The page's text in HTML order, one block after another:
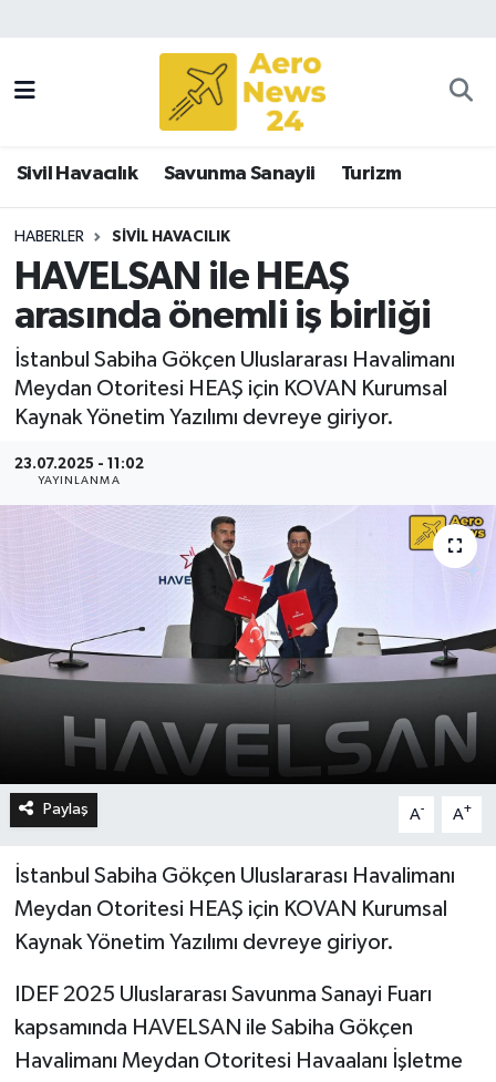
Sivil Havacılık Savunma Sanayii Turizm
HABERLER SIVIL HAVACILIK
HAVELSAN ile HEAŞ
arasında önemli iş birliği
İstanbul Sabiha Gökçen Uluslararası Havalimanı
Meydan Otoritesi HEAŞ için KOVAN Kurumsal
Kaynak Yönetim Yazılımı devreye giriyor.
23.07.2025 - 11:02
YAYINLANMA
Paylaş A- A+
İstanbul Sabiha Gökçen Uluslararası Havalimanı
Meydan Otoritesi HEAŞ için KOVAN Kurumsal
Kaynak Yönetim Yazılımı devreye giriyor.
IDEF 2025 Uluslararası Savunma Sanayi Fuarı
kapsamında HAVELSAN ile Sabiha Gökçen
Havalimanı Meydan Otoritesi Havaalanı İşletme